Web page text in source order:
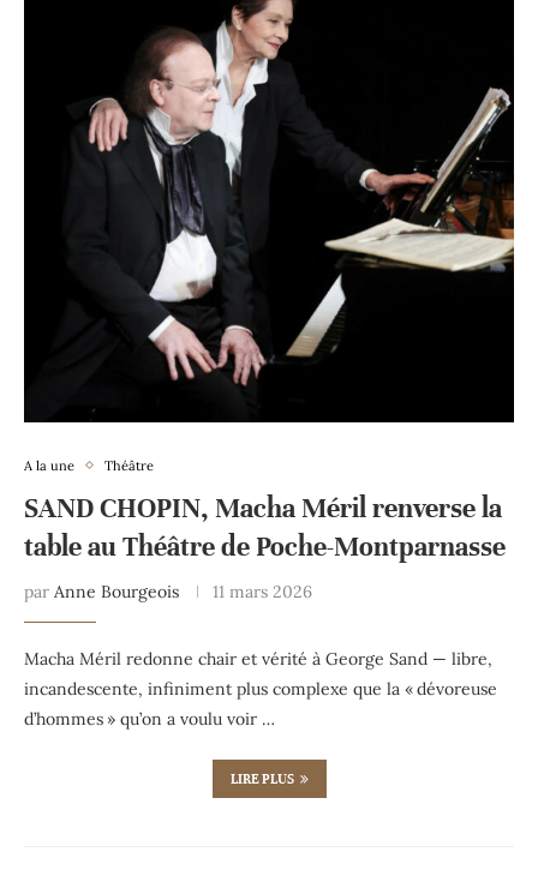
A la une Théâtre
SAND CHOPIN, Macha Méril renverse la
table au Théâtre de Poche-Montparnasse
par Anne Bourgeois 11 mars 2026
Macha Méril redonne chair et vérité à George Sand — libre,
incandescente, infiniment plus complexe que la « dévoreuse
d’hommes » qu’on a voulu voir …
LIRE PLUS